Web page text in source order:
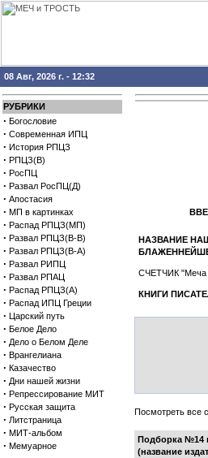
08 Авг, 2026 г. - 12:32
РУБРИКИ
· Богословие
· Современная ИПЦ
· История РПЦЗ
· РПЦЗ(В)
· РосПЦ
· Развал РосПЦ(Д)
· Апостасия
· МП в картинках
· Распад РПЦЗ(МП)
· Развал РПЦЗ(В-В)
· Развал РПЦЗ(В-А)
· Развал РИПЦ
· Развал РПАЦ
· Распад РПЦЗ(А)
· Распад ИПЦ Греции
· Царский путь
· Белое Дело
· Дело о Белом Деле
· Врангелиана
· Казачество
· Дни нашей жизни
· Репрессирование МИТ
· Русская защита
· Литстраница
· МИТ-альбом
· Мемуарное
НАЗВАНИЕ
СЧЕТЧИК "Меча
КНИГИ
Посмотреть все
Подборка №14
(название